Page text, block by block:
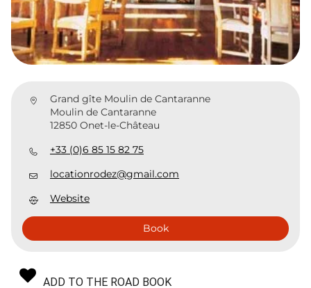
Grand gîte Moulin de Cantaranne
Moulin de Cantaranne
12850 Onet-le-Château
+33 (0)6 85 15 82 75
locationrodez@gmail.com
Website
Book
ADD TO THE ROAD BOOK